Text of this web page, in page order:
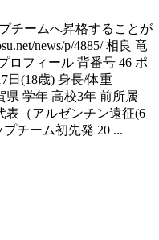
チームへ昇格することが
news/p/4885/ 相良 竜
ロフィール 背番号 46 ポ
日(18歳) 身長/体重
県 学年 高校3年 前所属
表（アルゼンチン遠征(6
チーム初先発 20 ...